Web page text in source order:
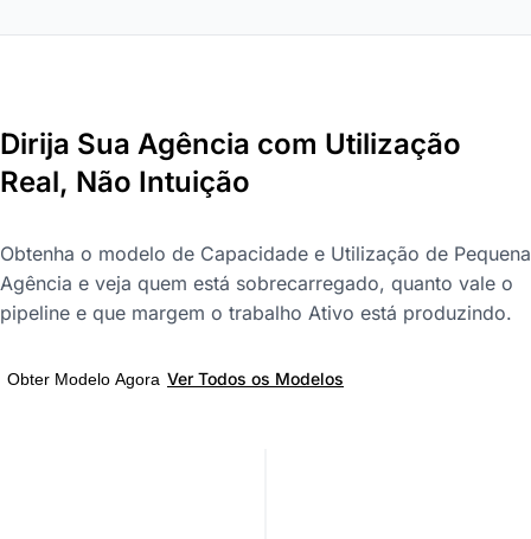
Dirija Sua Agência com Utilização
Real, Não Intuição
Obtenha o modelo de Capacidade e Utilização de Pequena
Agência e veja quem está sobrecarregado, quanto vale o
pipeline e que margem o trabalho Ativo está produzindo.
Obter Modelo Agora Ver Todos os Modelos